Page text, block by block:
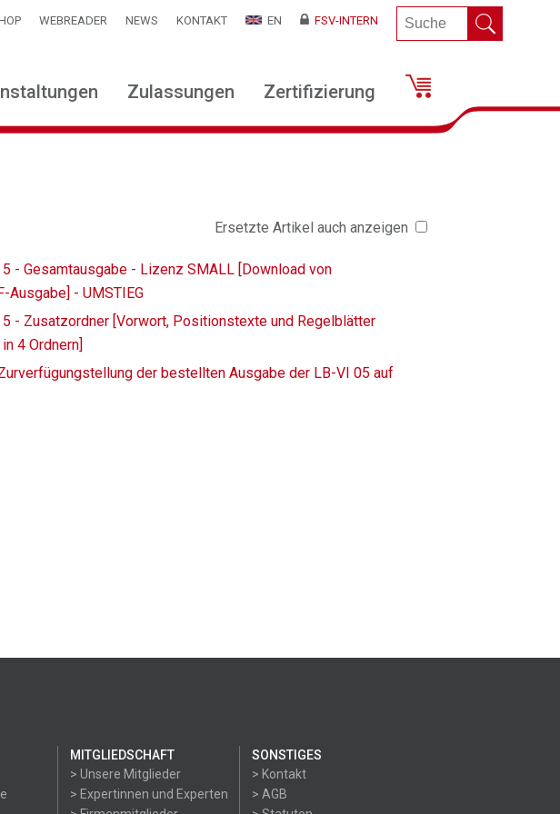
WEBREADER NEWS KONTAKT EN FSV-INTERN
Zulassungen Zertifizierung
Ersetzte Artikel auch anzeigen
- Gesamtausgabe - Lizenz SMALL [Download von
Ausgabe] - UMSTIEG
- Zusatzordner [Vorwort, Positionstexte und Regelblätter
4 Ordnern]
der bestellten Ausgabe der LB-VI 05 auf
MITGLIEDSCHAFT
> Unsere Mitglieder
> Expertinnen und Experten
SONSTIGES
> Kontakt
> AGB